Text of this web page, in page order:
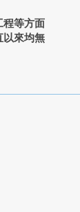
等方面
以來均無